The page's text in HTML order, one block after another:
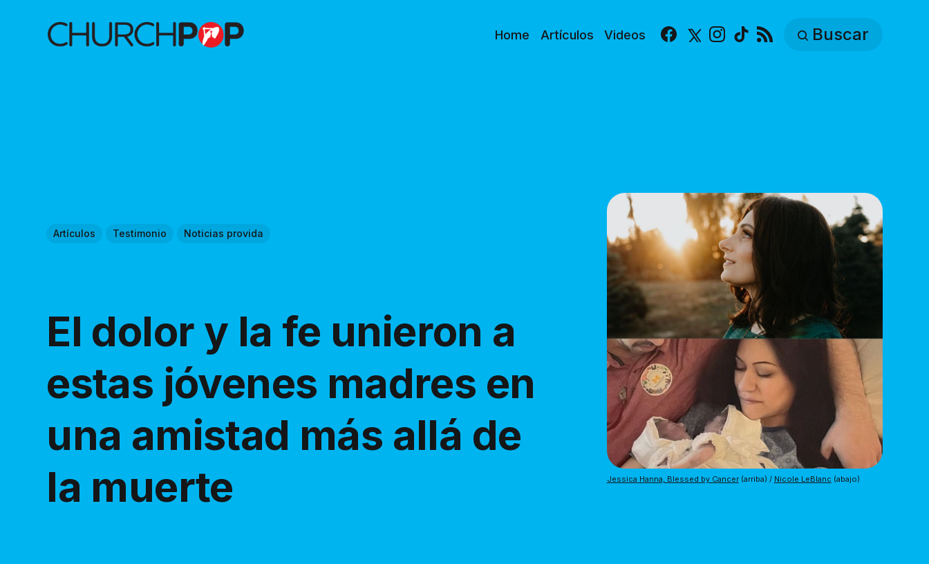
Home Artículos Videos Facebook
X Instagram
TikTok Buscar
Artículos Testimonio Noticias provida
El dolor y la fe unieron a
estas jóvenes madres en
una amistad más allá de
la muerte
Jessica Hanna, Blessed by Cancer (arriba) / Nicole LeBlanc (abajo)